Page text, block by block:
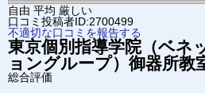
自由 平均 厳しい
口コミ投稿者ID:2700499
不適切な口コミを報告する
東京個別指導学院（ベネ
ョングループ） 御器所教
総合評価